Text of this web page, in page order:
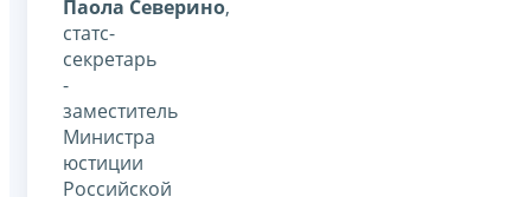
Паола Северино,
статс-
секретарь
-
заместитель
Министра
юстиции
Российской